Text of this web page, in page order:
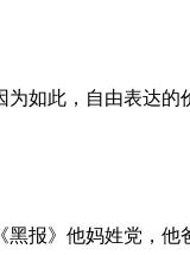
如此，自由表达
报》他妈姓党，他